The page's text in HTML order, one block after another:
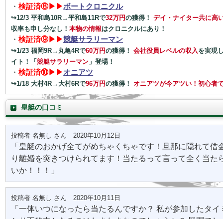
・検証済⑧▶▶ボートクロニクル
↪12/3 平和島10R→平和島11Rで32万円の獲得！デイ・ナイター共に高
収率も申し分なし！本物の情報はクロニクルにあり！
・検証済⑨▶▶競艇サラリーマン
↪1/23 福岡9R→丸亀4Rで60万円の獲得！会社役員レベルの収入を実現
イト！「競艇サラリーマン 」登場！
・検証済⑩▶▶オニアツ
↪1/18 大村4R→大村6Rで96万円の獲得！オニアツが今アツい！初心者
皇艇の口コミ
投稿者 名無し さん 2020年10月12日
「皇艇のおかげ全てがめちゃくちゃです！旦那に隠れて借
り離婚を突きつけられてます！当たるって言って全く当た
いか！！！」
投稿者 名無し さん 2020年10月11日
「一体いつになったら当たるんですか？ 私が参加したタイ